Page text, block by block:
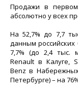
Продажи в первом
абсолютно у всех
На 52,7% до 7,7
данным
7,7% (до 2,4 тыс.
Renault в Калуге,
Benz в
Петербурге) – на